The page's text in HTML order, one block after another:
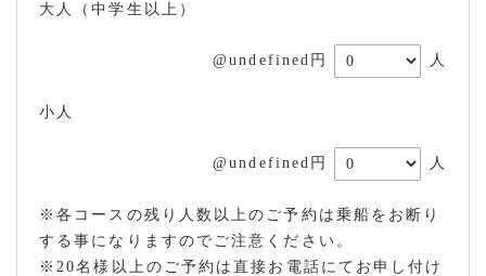
大人（中学生以上）
@undefined円 人
小人
@undefined円 人
※各コースの残り人数以上のご予約は乗船をお断り
する事になりますのでご注意ください。
※20名様以上のご予約は直接お電話にてお申し付け